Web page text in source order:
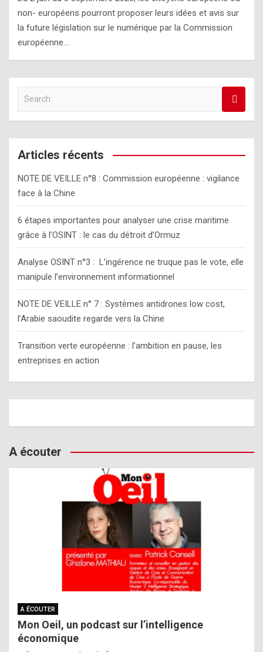
non- européens pourront proposer leurs idées et avis sur
la future législation sur le numérique par la Commission
européenne.…
a
r
c
Articles récents
NOTE DE VEILLE n°8 : Commission européenne : vigilance
face à la Chine
6 étapes importantes pour analyser une crise maritime
grâce à l’OSINT : le cas du détroit d’Ormuz
Analyse OSINT n°3 : L’ingérence ne truque pas le vote, elle
manipule l’environnement informationnel
NOTE DE VEILLE n° 7 : Systèmes antidrones low cost,
l’Arabie saoudite regarde vers la Chine
Transition verte européenne : l’ambition en pause, les
entreprises en action
A écouter
A ÉCOUTER
Mon Oeil, un podcast sur l’intelligence
économique